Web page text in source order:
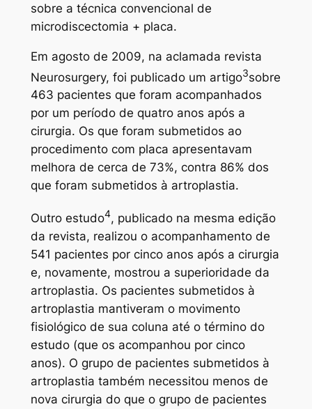
sobre a técnica convencional de
microdiscectomia + placa.
Em agosto de 2009, na aclamada revista
Neurosurgery, foi publicado um artigo3sobre
463 pacientes que foram acompanhados
por um período de quatro anos após a
cirurgia. Os que foram submetidos ao
procedimento com placa apresentavam
melhora de cerca de 73%, contra 86% dos
que foram submetidos à artroplastia.
Outro estudo4, publicado na mesma edição
da revista, realizou o acompanhamento de
541 pacientes por cinco anos após a cirurgia
e, novamente, mostrou a superioridade da
artroplastia. Os pacientes submetidos à
artroplastia mantiveram o movimento
fisiológico de sua coluna até o término do
estudo (que os acompanhou por cinco
anos). O grupo de pacientes submetidos à
artroplastia também necessitou menos de
nova cirurgia do que o grupo de pacientes